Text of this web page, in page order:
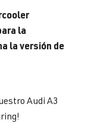
la
la versión de
Audi A3